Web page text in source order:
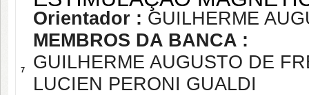
7
Orientador : GUILHERME
MEMBROS DA BANCA :
GUILHERME AUGUSTO DE
LUCIEN PERONI GUALDI